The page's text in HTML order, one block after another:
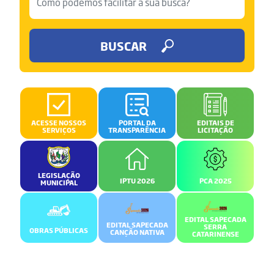
BUSCAR
ACESSE NOSSOS
SERVIÇOS
PORTAL DA
TRANSPARÊNCIA
EDITAIS DE
LICITAÇÃO
LEGISLAÇÃO
MUNICIPAL IPTU 2026 PCA 2025
OBRAS PÚBLICAS
EDITAL SAPECADA
CANÇÃO NATIVA
EDITAL SAPECADA
SERRA
CATARINENSE